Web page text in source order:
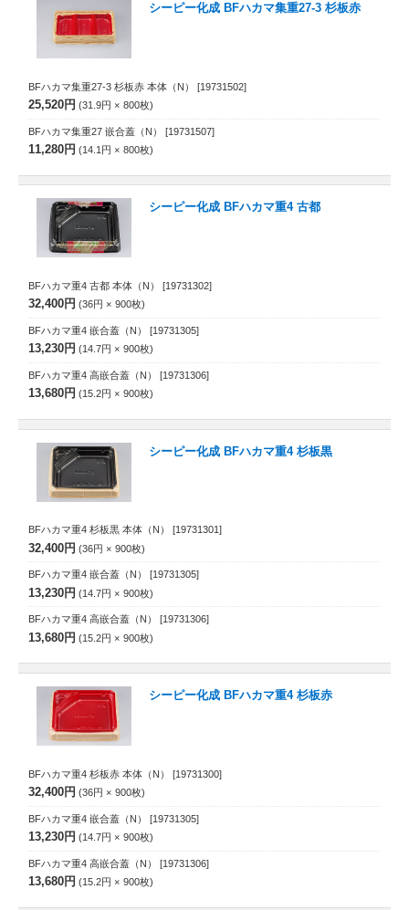
シーピー化成 BFハカマ集重27-3 杉板赤
BFハカマ集重27-3 杉板赤 本体（N） [19731502]
25,520円 31.9円 800枚
BFハカマ集重27 嵌合蓋（N） [19731507]
11,280円 14.1円 800枚
シーピー化成 BFハカマ重4 古都
BFハカマ重4 古都 本体（N） [19731302]
32,400円 36円 900枚
BFハカマ重4 嵌合蓋（N） [19731305]
13,230円 14.7円 900枚
BFハカマ重4 高嵌合蓋（N） [19731306]
13,680円 15.2円 900枚
シーピー化成 BFハカマ重4 杉板黒
BFハカマ重4 杉板黒 本体（N） [19731301]
32,400円 36円 900枚
BFハカマ重4 嵌合蓋（N） [19731305]
13,230円 14.7円 900枚
BFハカマ重4 高嵌合蓋（N） [19731306]
13,680円 15.2円 900枚
シーピー化成 BFハカマ重4 杉板赤
BFハカマ重4 杉板赤 本体（N） [19731300]
32,400円 36円 900枚
BFハカマ重4 嵌合蓋（N） [19731305]
13,230円 14.7円 900枚
BFハカマ重4 高嵌合蓋（N） [19731306]
13,680円 15.2円 900枚